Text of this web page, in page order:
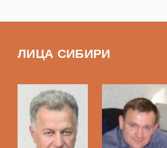
ЛИЦА СИБИРИ